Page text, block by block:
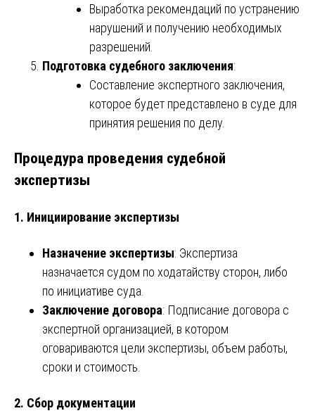
Выработка рекомендаций по устранению
нарушений и получению необходимых
разрешений.
Подготовка судебного заключения:
Составление экспертного заключения,
которое будет представлено в суде для
принятия решения по делу.
Процедура проведения судебной
экспертизы
1. Инициирование экспертизы
Назначение экспертизы: Экспертиза
назначается судом по ходатайству сторон, либо
по инициативе суда.
Заключение договора: Подписание договора с
экспертной организацией, в котором
оговариваются цели экспертизы, объем работы,
сроки и стоимость.
2. Сбор документации